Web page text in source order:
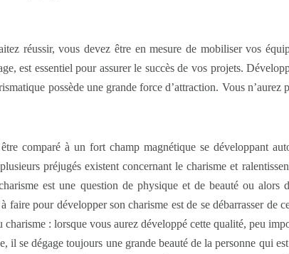
réussir, vous devez être en mesure de mobiliser vos
est essentiel pour assurer le succès de vos projets.
possède une grande force d’attraction. Vous n’aurez
comparé à un fort champ magnétique se développant
préjugés existent concernant le charisme et
est une question de physique et de beauté ou alors
faire pour développer son charisme est de se débarrasser de
charisme : lorsque vous aurez développé cette qualité, peu
se dégage toujours une grande beauté de la personne qui